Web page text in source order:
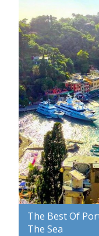
The Best Of
The Sea